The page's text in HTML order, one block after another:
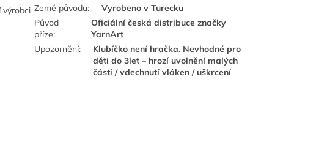
výrobci Země původu:
Vyrobeno v Turecku
Původ
příze:
Oficiální česká distribuce značky
YarnArt
Upozornění:
Klubíčko není hračka. Nevhodné pro
děti do 3let – hrozí uvolnění malých
částí / vdechnutí vláken / uškrcení